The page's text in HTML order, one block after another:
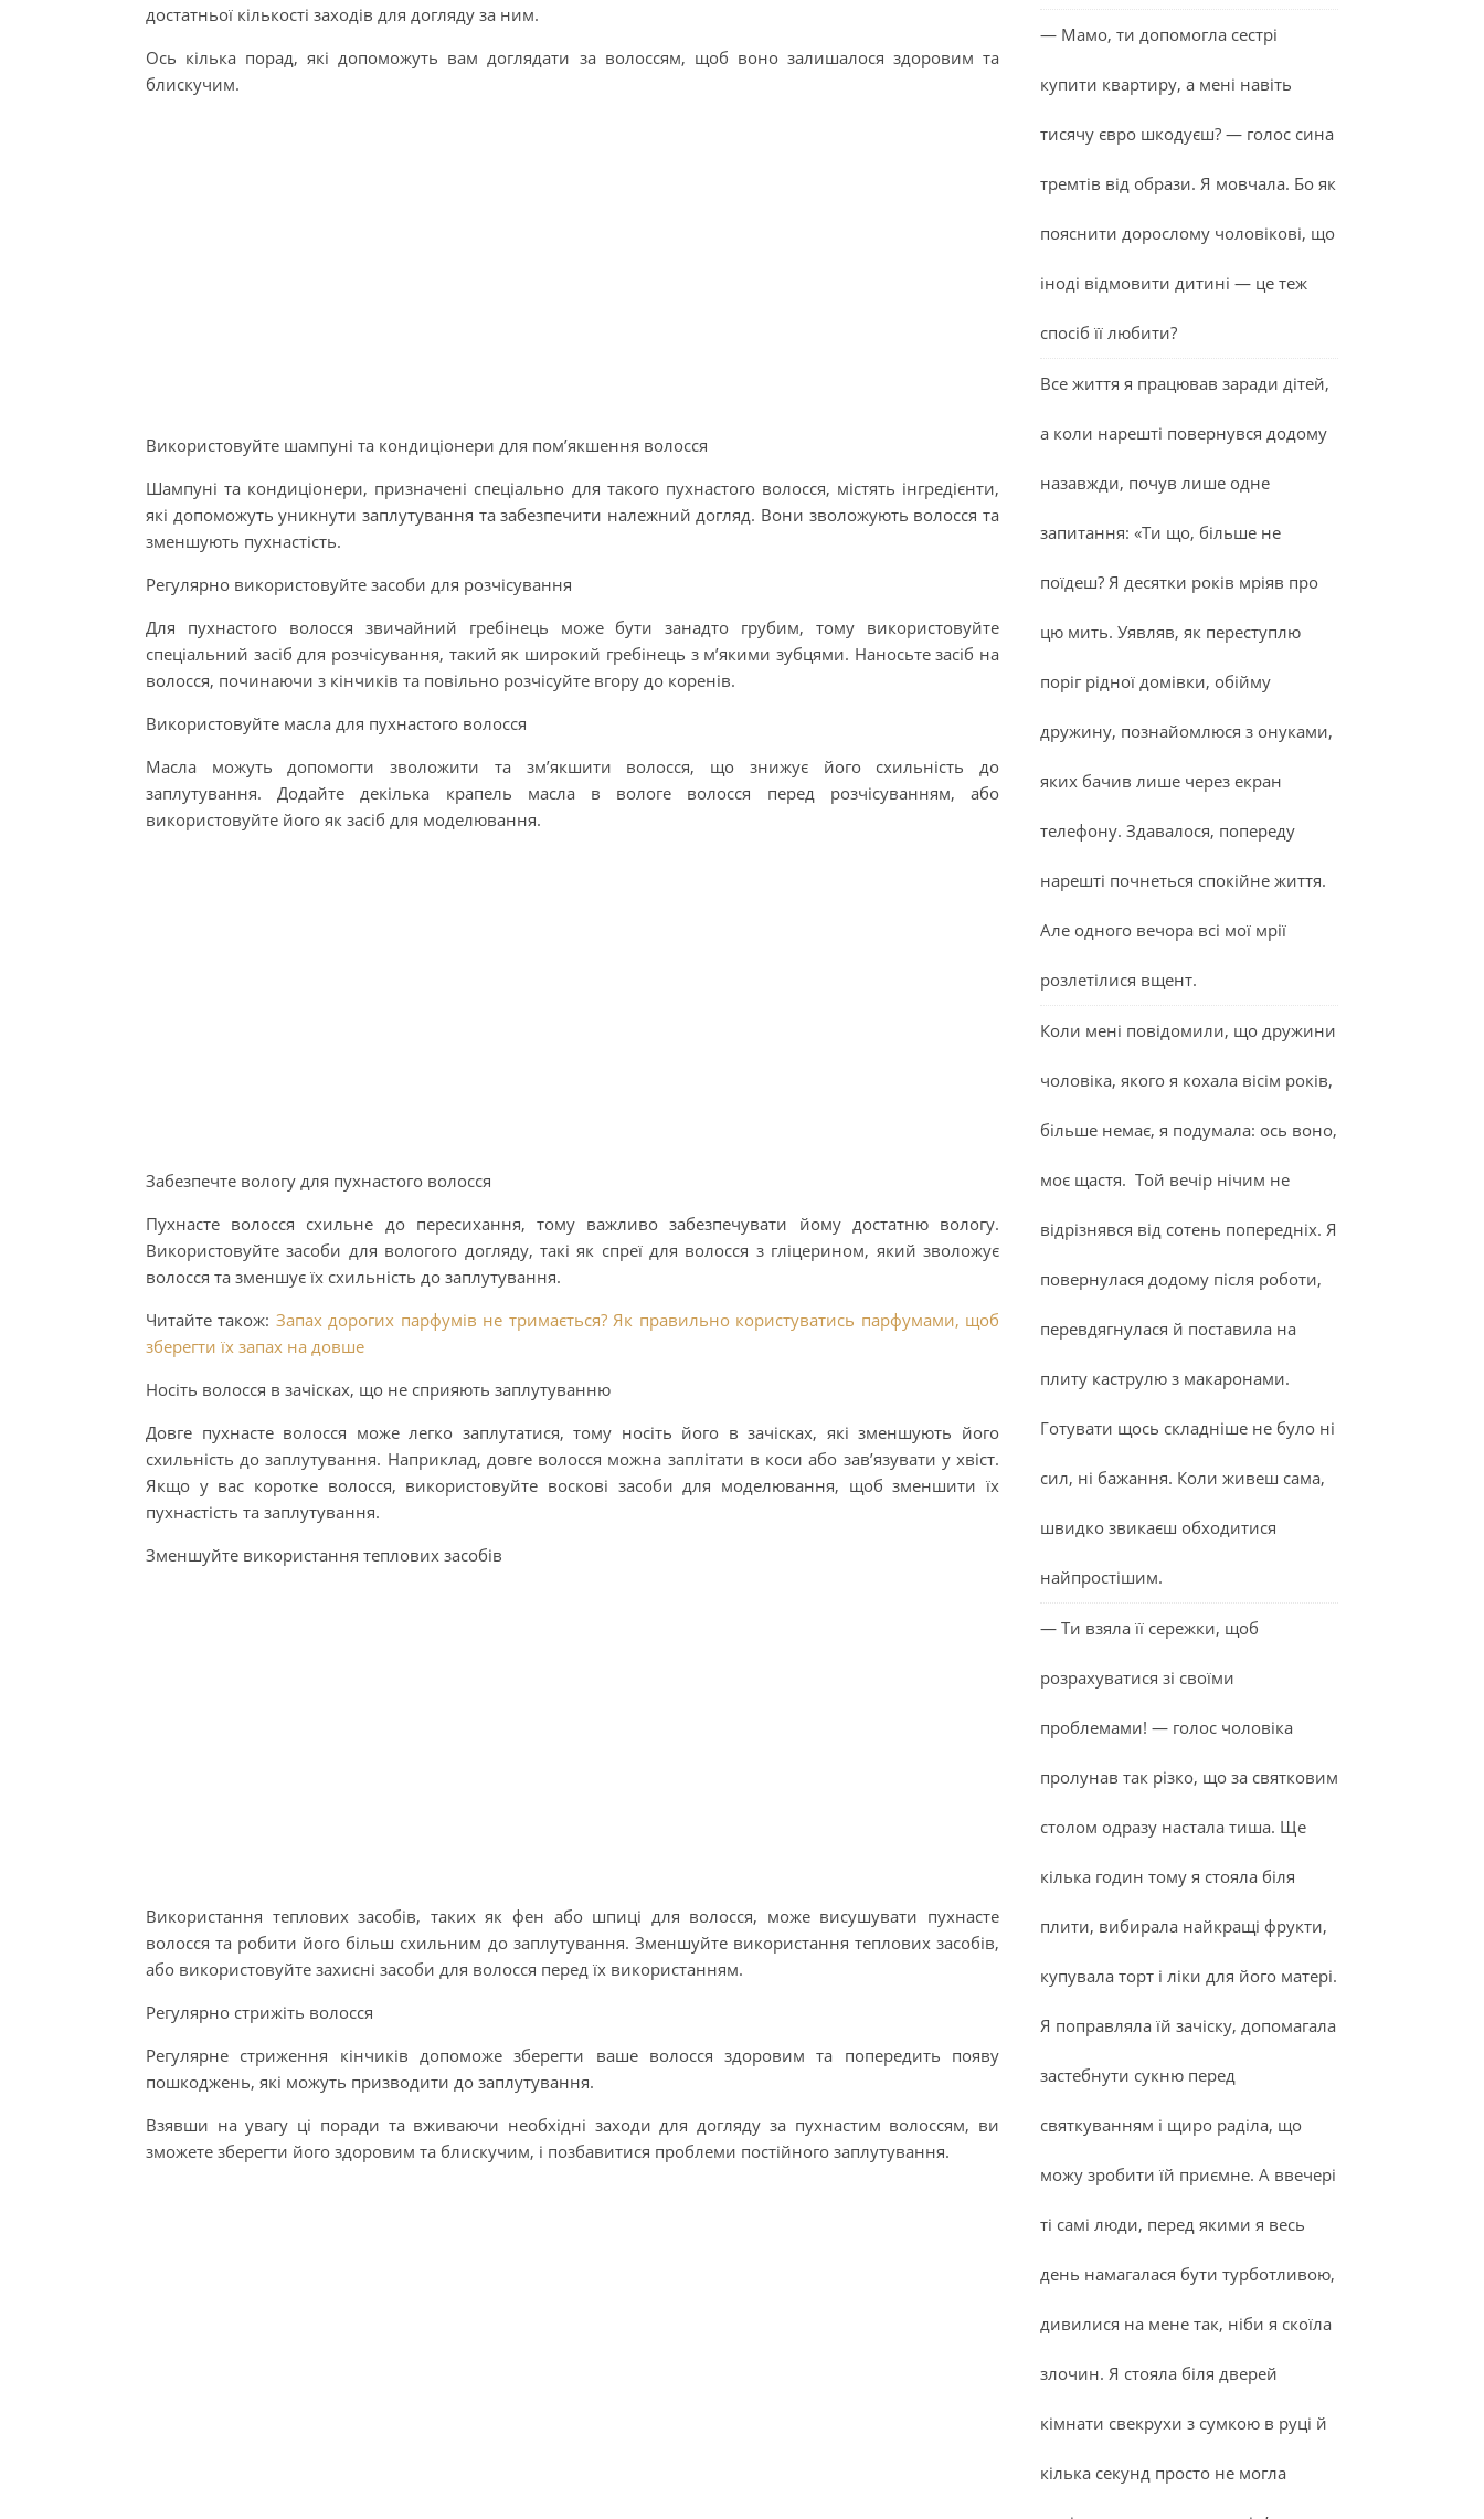
достатньої кількості заходів для догляду за ним.
Ось кілька порад, які допоможуть вам доглядати за волоссям, щоб воно залишалося здоровим та
блискучим.
Використовуйте шампуні та кондиціонери для пом’якшення волосся
Шампуні та кондиціонери, призначені спеціально для такого пухнастого волосся, містять інгредієнти,
які допоможуть уникнути заплутування та забезпечити належний догляд. Вони зволожують волосся та
зменшують пухнастість.
Регулярно використовуйте засоби для розчісування
Для пухнастого волосся звичайний гребінець може бути занадто грубим, тому використовуйте
спеціальний засіб для розчісування, такий як широкий гребінець з м’якими зубцями. Наносьте засіб на
волосся, починаючи з кінчиків та повільно розчісуйте вгору до коренів.
Використовуйте масла для пухнастого волосся
Масла можуть допомогти зволожити та зм’якшити волосся, що знижує його схильність до
заплутування. Додайте декілька крапель масла в вологе волосся перед розчісуванням, або
використовуйте його як засіб для моделювання.
Забезпечте вологу для пухнастого волосся
Пухнасте волосся схильне до пересихання, тому важливо забезпечувати йому достатню вологу.
Використовуйте засоби для вологого догляду, такі як спреї для волосся з гліцерином, який зволожує
волосся та зменшує їх схильність до заплутування.
Читайте також: Запах дорогих парфумів не тримається? Як правильно користуватись парфумами, щоб
зберегти їх запах на довше
Носіть волосся в зачісках, що не сприяють заплутуванню
Довге пухнасте волосся може легко заплутатися, тому носіть його в зачісках, які зменшують його
схильність до заплутування. Наприклад, довге волосся можна заплітати в коси або зав’язувати у хвіст.
Якщо у вас коротке волосся, використовуйте воскові засоби для моделювання, щоб зменшити їх
пухнастість та заплутування.
Зменшуйте використання теплових засобів
Використання теплових засобів, таких як фен або шпиці для волосся, може висушувати пухнасте
волосся та робити його більш схильним до заплутування. Зменшуйте використання теплових засобів,
або використовуйте захисні засоби для волосся перед їх використанням.
Регулярно стрижіть волосся
Регулярне стриження кінчиків допоможе зберегти ваше волосся здоровим та попередить появу
пошкоджень, які можуть призводити до заплутування.
Взявши на увагу ці поради та вживаючи необхідні заходи для догляду за пухнастим волоссям, ви
зможете зберегти його здоровим та блискучим, і позбавитися проблеми постійного заплутування.
— Мамо, ти допомогла сестрі
купити квартиру, а мені навіть
тисячу євро шкодуєш? — голос сина
тремтів від образи. Я мовчала. Бо як
пояснити дорослому чоловікові, що
іноді відмовити дитині — це теж
спосіб її любити?
Все життя я працював заради дітей,
а коли нарешті повернувся додому
назавжди, почув лише одне
запитання: «Ти що, більше не
поїдеш? Я десятки років мріяв про
цю мить. Уявляв, як переступлю
поріг рідної домівки, обійму
дружину, познайомлюся з онуками,
яких бачив лише через екран
телефону. Здавалося, попереду
нарешті почнеться спокійне життя.
Але одного вечора всі мої мрії
розлетілися вщент.
Коли мені повідомили, що дружини
чоловіка, якого я кохала вісім років,
більше немає, я подумала: ось воно,
моє щастя. Той вечір нічим не
відрізнявся від сотень попередніх. Я
повернулася додому після роботи,
перевдягнулася й поставила на
плиту каструлю з макаронами.
Готувати щось складніше не було ні
сил, ні бажання. Коли живеш сама,
швидко звикаєш обходитися
найпростішим.
— Ти взяла її сережки, щоб
розрахуватися зі своїми
проблемами! — голос чоловіка
пролунав так різко, що за святковим
столом одразу настала тиша. Ще
кілька годин тому я стояла біля
плити, вибирала найкращі фрукти,
купувала торт і ліки для його матері.
Я поправляла їй зачіску, допомагала
застебнути сукню перед
святкуванням і щиро раділа, що
можу зробити їй приємне. А ввечері
ті самі люди, перед якими я весь
день намагалася бути турботливою,
дивилися на мене так, ніби я скоїла
злочин. Я стояла біля дверей
кімнати свекрухи з сумкою в руці й
кілька секунд просто не могла